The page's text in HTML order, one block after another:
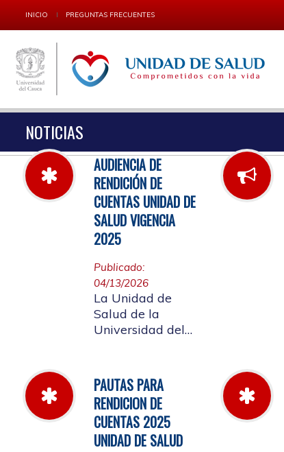
INICIO PREGUNTAS FRECUENTES
NOTICIAS
AUDIENCIA DE
RENDICIÓN DE
CUENTAS UNIDAD DE
SALUD VIGENCIA
2025
Publicado:
04/13/2026
La Unidad de
Salud de la
Universidad del
universitaria y a la
comunidad en
general, las
pautas para la
rendición de
PAUTAS PARA
RENDICION DE
CUENTAS 2025
UNIDAD DE SALUD